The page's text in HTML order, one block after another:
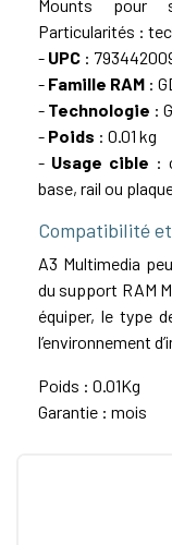
Mounts pour
Particularités :
- UPC :
- Famille RAM :
- Technologie :
- Poids : 0.01 kg
- Usage cible :
base, rail ou
Compatibilité
A3 Multimedia
du support RAM
équiper, le type
l’environnement
Poids : 0.01Kg
Garantie : mois